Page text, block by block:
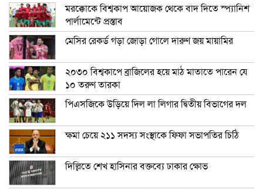
মরক্কোকে বিশ্বকাপ আয়োজক থেকে বাদ দিতে স্প্যানিশ
পার্লামেন্টে প্রস্তাব
মেসির রেকর্ড গড়া জোড়া গোলে দারুণ জয় মায়ামির
২০৩০ বিশ্বকাপে ব্রাজিলের হয়ে মাঠ মাতাতে পারেন যে
১০ তরুণ তারকা
পিএসজিকে উড়িয়ে দিল লা লিগার দ্বিতীয় বিভাগের দল
ক্ষমা চেয়ে ২১১ সদস্য সংস্থাকে ফিফা সভাপতির চিঠি
দিল্লিতে শেখ হাসিনার বক্তব্যে ঢাকার ক্ষোভ